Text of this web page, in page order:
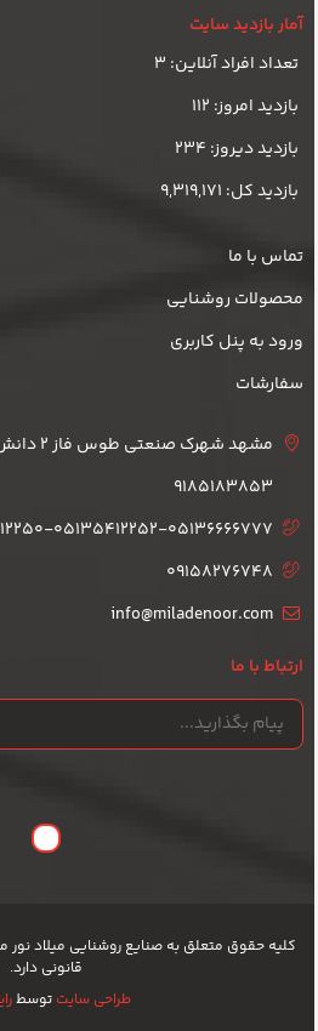
آمار بازدید سایت
تعداد افراد آنلاین: 3
بازدید امروز: 112
بازدید دیروز: 234
بازدید کل: 9,319,171
تماس با ما
محصولات روشنایی
ورود به پنل کاربری
سفارشات
9185183853
05135412252-05136666777
09158276748
info@miladenoor.com
ارتباط با ما
کلیه حقوق متعلق به صنایع روشنایی میلاد نور
قانونی دارد.
طراحی سایت توسط